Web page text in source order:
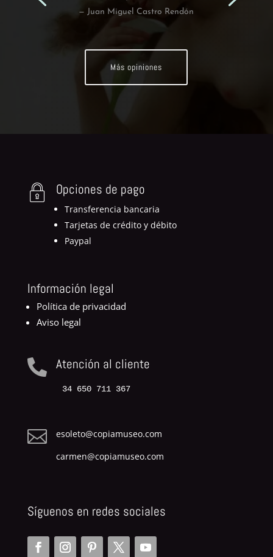
— Susana Garcia Casillas
Más opiniones
Opciones de pago
Transferencia bancaria
Tarjetas de crédito y débito
Paypal
Información legal
Política de privacidad
Aviso legal
 Atención al cliente
34 650 711 367

esoleto@copiamuseo.com
carmen@copiamuseo.com
Síguenos en redes sociales